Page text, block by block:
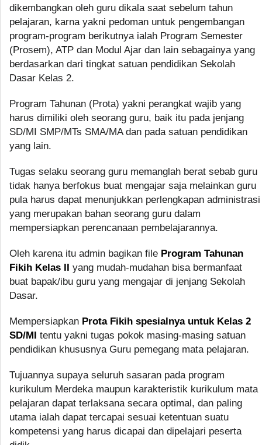
dikembangkan oleh guru dikala saat sebelum tahun
pelajaran, karna yakni pedoman untuk pengembangan
program-program berikutnya ialah Program Semester
(Prosem), ATP dan Modul Ajar dan lain sebagainya yang
berdasarkan dari tingkat satuan pendidikan Sekolah
Dasar Kelas 2.
Program Tahunan (Prota) yakni perangkat wajib yang
harus dimiliki oleh seorang guru, baik itu pada jenjang
SD/MI SMP/MTs SMA/MA dan pada satuan pendidikan
yang lain.
Tugas selaku seorang guru memanglah berat sebab guru
tidak hanya berfokus buat mengajar saja melainkan guru
pula harus dapat menunjukkan perlengkapan administrasi
yang merupakan bahan seorang guru dalam
mempersiapkan perencanaan pembelajarannya.
Oleh karena itu admin bagikan file Program Tahunan
Fikih Kelas II yang mudah-mudahan bisa bermanfaat
buat bapak/ibu guru yang mengajar di jenjang Sekolah
Dasar.
Mempersiapkan Prota Fikih spesialnya untuk Kelas 2
SD/MI tentu yakni tugas pokok masing-masing satuan
pendidikan khususnya Guru pemegang mata pelajaran.
Tujuannya supaya seluruh sasaran pada program
kurikulum Merdeka maupun karakteristik kurikulum mata
pelajaran dapat terlaksana secara optimal, dan paling
utama ialah dapat tercapai sesuai ketentuan suatu
kompetensi yang harus dicapai dan dipelajari peserta